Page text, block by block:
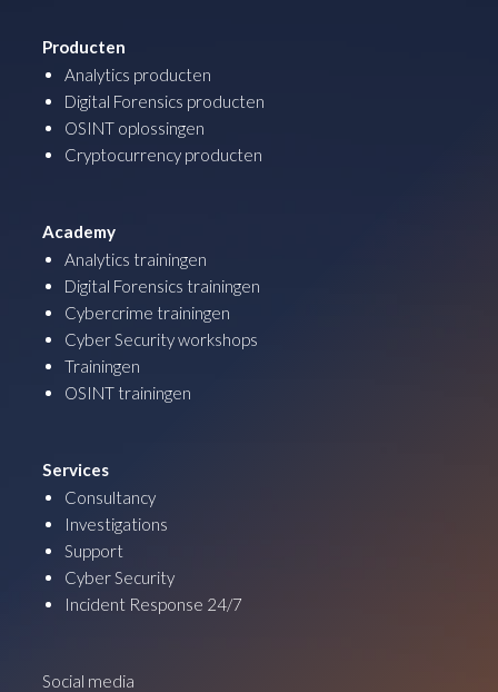
Producten
Analytics producten
Digital Forensics producten
OSINT oplossingen
Cryptocurrency producten
Academy
Analytics trainingen
Digital Forensics trainingen
Cybercrime trainingen
Cyber Security workshops
Trainingen
OSINT trainingen
Services
Consultancy
Investigations
Support
Cyber Security
Incident Response 24/7
Social media